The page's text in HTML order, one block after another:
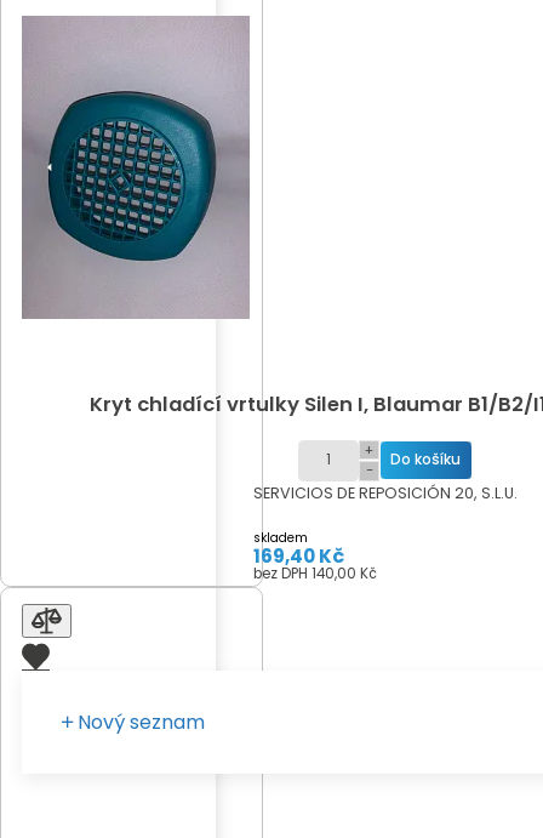
Kryt chladící vrtulky Silen I, Blaumar B1/B2/
+
−
SERVICIOS DE REPOSICIÓN 20, S.L.U.
skladem
169,40 Kč
bez DPH 140,00 Kč
Nový seznam